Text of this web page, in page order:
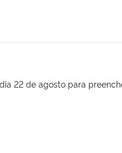
22 de agosto para